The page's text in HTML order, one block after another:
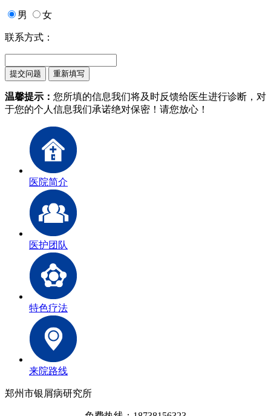
男 女
联系方式：
温馨提示： 您所填的信息我们将及时反馈给医生进行诊断，对
于您的个人信息我们承诺绝对保密！请您放心！
医院简介
医护团队
特色疗法
来院路线
郑州市银屑病研究所